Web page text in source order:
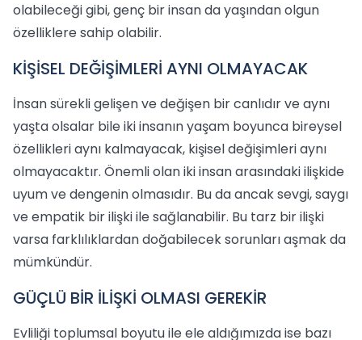
olabileceği gibi, genç bir insan da yaşından olgun
özelliklere sahip olabilir.
KİŞİSEL DEĞİŞİMLERİ AYNI OLMAYACAK
İnsan sürekli gelişen ve değişen bir canlıdır ve aynı
yaşta olsalar bile iki insanın yaşam boyunca bireysel
özellikleri aynı kalmayacak, kişisel değişimleri aynı
olmayacaktır. Önemli olan iki insan arasındaki ilişkide
uyum ve dengenin olmasıdır. Bu da ancak sevgi, saygı
ve empatik bir ilişki ile sağlanabilir. Bu tarz bir ilişki
varsa farklılıklardan doğabilecek sorunları aşmak da
mümkündür.
GÜÇLÜ BİR İLİŞKİ OLMASI GEREKİR
Evliliği toplumsal boyutu ile ele aldığımızda ise bazı